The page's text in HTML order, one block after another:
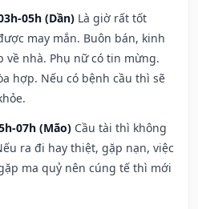
05h (Dần) Là giờ rất tốt
may mắn. Buôn bán, kinh
về nhà. Phụ nữ có tin mừng.
hợp. Nếu có bệnh cầu thì sẽ
07h (Mão) Cầu tài thì không
ra đi hay thiệt, gặp nạn, việc
ma quỷ nên cúng tế thì mới